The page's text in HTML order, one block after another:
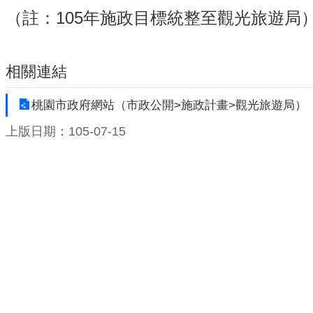
（註： 105年施政目標統整至觀光旅遊局
相關連結
桃園市政府網站（市政公開>施政計畫>觀光旅遊局）
上版日期：105-07-15